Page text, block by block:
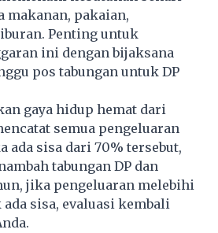
makanan, pakaian,
Penting untuk
ini dengan bijaksana
pos tabungan untuk DP
gaya hidup hemat dari
semua pengeluaran
ada sisa dari 70% tersebut,
tabungan DP dan
jika pengeluaran melebihi
sisa, evaluasi kembali